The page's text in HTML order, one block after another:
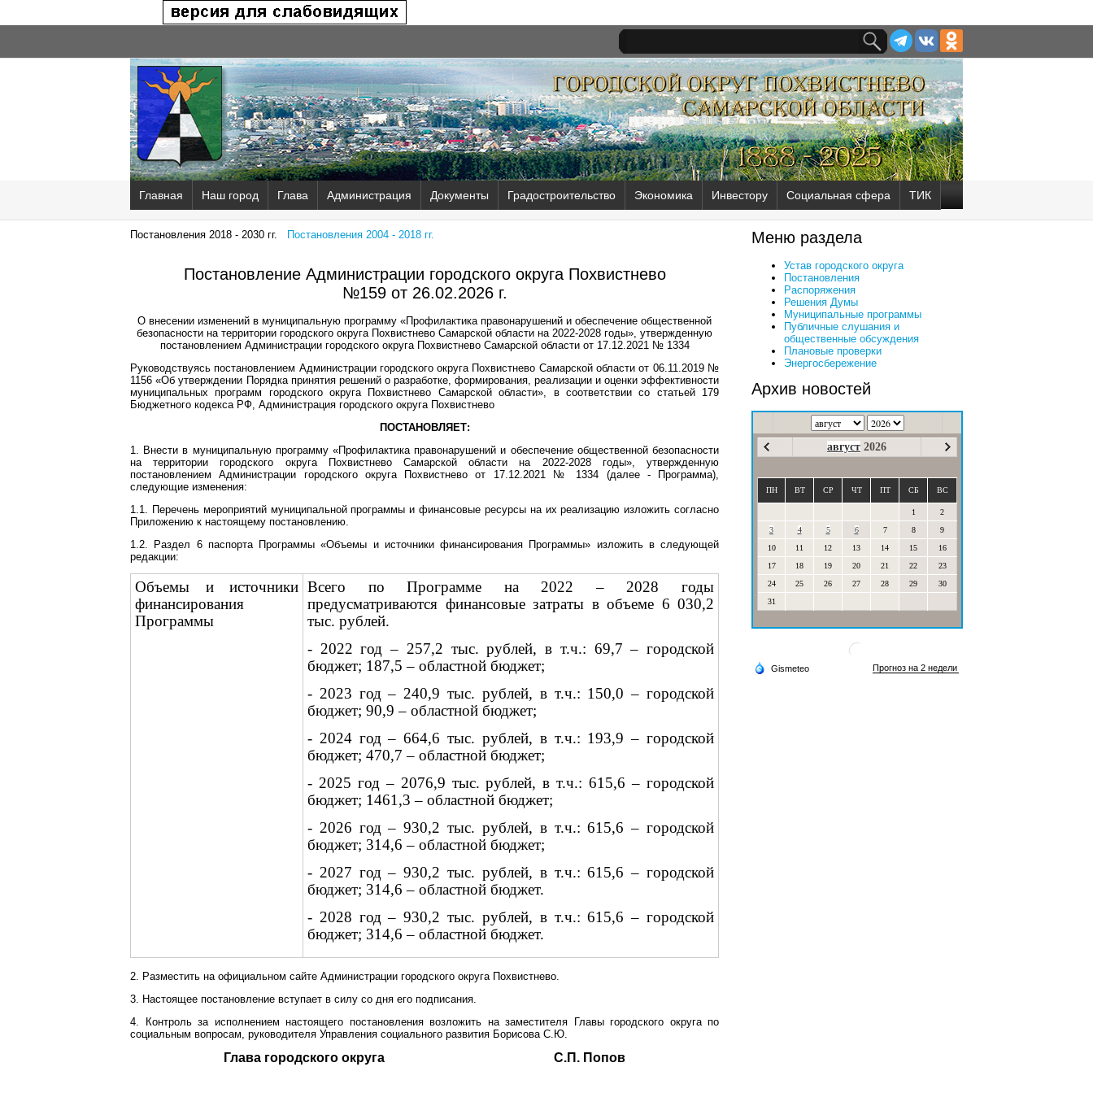
Главная Наш город Глава Администрация Документы Градостроительство Экономика Инвестору Социальная сфера ТИК
Постановления 2018 - 2030 гг. Постановления 2004 - 2018 гг.
Постановление Администрации городского округа Похвистнево
№159 от 26.02.2026 г.
О внесении изменений в муниципальную программу «Профилактика правонарушений и обеспечение общественной
безопасности на территории городского округа Похвистнево Самарской области на 2022-2028 годы», утвержденную
постановлением Администрации городского округа Похвистнево Самарской области от 17.12.2021 № 1334
Руководствуясь постановлением Администрации городского округа Похвистнево Самарской области от 06.11.2019 №
1156 «Об утверждении Порядка принятия решений о разработке, формирования, реализации и оценки эффективности
муниципальных программ городского округа Похвистнево Самарской области», в соответствии со статьей 179
Бюджетного кодекса РФ, Администрация городского округа Похвистнево
ПОСТАНОВЛЯЕТ:
1. Внести в муниципальную программу «Профилактика правонарушений и обеспечение общественной безопасности
на территории городского округа Похвистнево Самарской области на 2022-2028 годы», утвержденную
постановлением Администрации городского округа Похвистнево от 17.12.2021 № 1334 (далее - Программа),
следующие изменения:
1.1. Перечень мероприятий муниципальной программы и финансовые ресурсы на их реализацию изложить согласно
Приложению к настоящему постановлению.
1.2. Раздел 6 паспорта Программы «Объемы и источники финансирования Программы» изложить в следующей
редакции:
Объемы и источники
финансирования
Программы
Всего по Программе на 2022 – 2028 годы
предусматриваются финансовые затраты в объеме 6 030,2
тыс. рублей.
- 2022 год – 257,2 тыс. рублей, в т.ч.: 69,7 – городской
бюджет; 187,5 – областной бюджет;
- 2023 год – 240,9 тыс. рублей, в т.ч.: 150,0 – городской
бюджет; 90,9 – областной бюджет;
- 2024 год – 664,6 тыс. рублей, в т.ч.: 193,9 – городской
бюджет; 470,7 – областной бюджет;
- 2025 год – 2076,9 тыс. рублей, в т.ч.: 615,6 – городской
бюджет; 1461,3 – областной бюджет;
- 2026 год – 930,2 тыс. рублей, в т.ч.: 615,6 – городской
бюджет; 314,6 – областной бюджет;
- 2027 год – 930,2 тыс. рублей, в т.ч.: 615,6 – городской
бюджет; 314,6 – областной бюджет.
- 2028 год – 930,2 тыс. рублей, в т.ч.: 615,6 – городской
бюджет; 314,6 – областной бюджет.
2. Разместить на официальном сайте Администрации городского округа Похвистнево.
3. Настоящее постановление вступает в силу со дня его подписания.
4. Контроль за исполнением настоящего постановления возложить на заместителя Главы городского округа по
социальным вопросам, руководителя Управления социального развития Борисова С.Ю.
Глава городского округа С.П. Попов
Меню раздела
Устав городского округа
Постановления
Распоряжения
Решения Думы
Муниципальные программы
Публичные слушания и
общественные обсуждения
Плановые проверки
Энергосбережение
Архив новостей
август 2026
ПН ВТ СР ЧТ ПТ СБ ВС
1
2
3
4 5 6 7 8
9
10
11 12 13 14 15
16
17
18 19 20 21 22
23
24
25 26 27 28 29
30
31